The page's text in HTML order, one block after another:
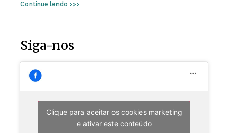
Continue lendo >>>
Siga-nos
Clique para aceitar os cookies marketing
e ativar este conteúdo